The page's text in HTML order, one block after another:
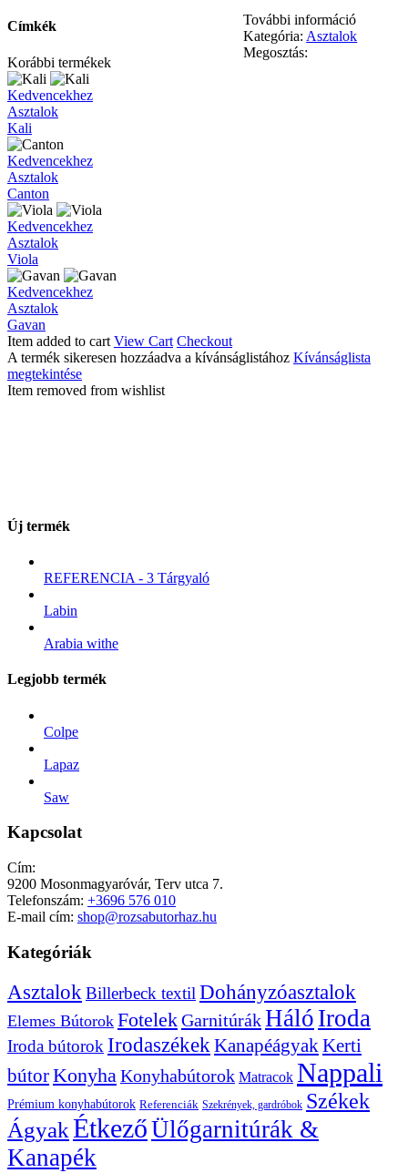
További információ
Kategória: Asztalok
Megosztás:
Címkék
Korábbi termékek
Kali
Kedvencekhez
Asztalok
Kali
Canton
Kedvencekhez
Asztalok
Canton
Viola
Kedvencekhez
Asztalok
Viola
Gavan
Kedvencekhez
Asztalok
Gavan
Item added to cart View Cart Checkout
A termék sikeresen hozzáadva a kívánságlistához Kívánságlista
megtekintése
Item removed from wishlist
Új termék
REFERENCIA - 3 Tárgyaló
Labin
Arabia withe
Legjobb termék
Colpe
Lapaz
Saw
Kapcsolat
Cím:
9200 Mosonmagyaróvár, Terv utca 7.
Telefonszám: +3696 576 010
E-mail cím: shop@rozsabutorhaz.hu
Kategóriák
Asztalok Billerbeck textil Dohányzóasztalok
Elemes Bútorok FotelekGarnitúrákHáló Iroda
Iroda bútorok Irodaszékek Kanapéágyak Kerti
bútorKonyha Konyhabútorok Matracok Nappali
Prémium konyhabútorok Referenciák Szekrények, gardróbok Székek
ÁgyakÉtkezőÜlőgarnitúrák &
Kanapék